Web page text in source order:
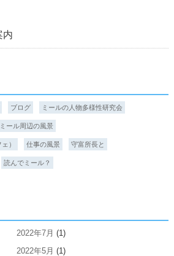
内
ブログ ミールの人物多様性研究会
ミール周辺の風景
） 仕事の風景 守富所長と
読んでミール？
2022年7月 (1)
2022年5月 (1)